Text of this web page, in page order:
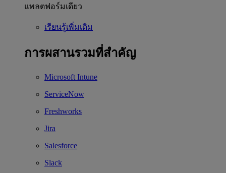
แพลตฟอร์มเดียว
เรียนรู้เพิ่มเติม
การผสานรวมที่สำคัญ
Microsoft Intune
ServiceNow
Freshworks
Jira
Salesforce
Slack